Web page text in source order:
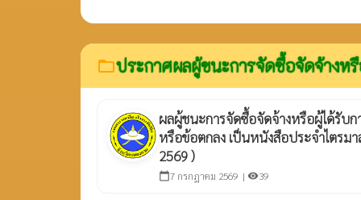
folder_openประกาศผลผู้ชนะการจัดซื้อจัดจ้างห
ผลผู้ชนะการจัดซื้อจัดจ้างหรือผู้ได้รับ
หรือข้อตกลง เป็นหนังสือประจำไตรม
2569 )
calendar_today7 กรกฎาคม 2569 | visibility39